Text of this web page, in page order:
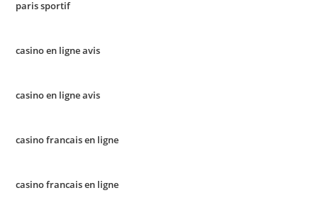
paris sportif
casino en ligne avis
casino en ligne avis
casino francais en ligne
casino francais en ligne